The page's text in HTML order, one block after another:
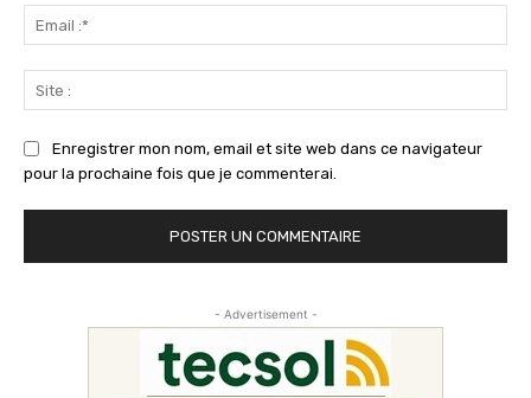
:*
:
Enregistrer mon nom, email et site web dans ce navigateur
pour la prochaine fois que je commenterai.
- Advertisement -